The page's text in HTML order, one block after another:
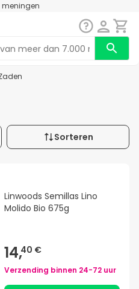
meningen
Zaden
Sorteren
Linwoods Semillas Lino
Molido Bio 675g
14,40 €
Verzending binnen 24-72 uur